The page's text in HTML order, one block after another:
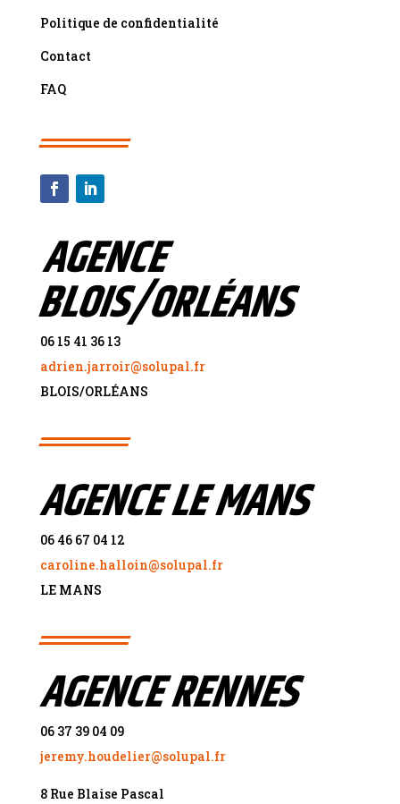
Politique de confidentialité
Contact
FAQ
AGENCE
BLOIS/ORLÉANS
06 15 41 36 13
adrien.jarroir@solupal.fr
BLOIS/ORLÉANS
AGENCE LE MANS
06 46 67 04 12
caroline.halloin@solupal.fr
LE MANS
AGENCE RENNES
06 37 39 04 09
jeremy.houdelier@solupal.fr
8 Rue Blaise Pascal